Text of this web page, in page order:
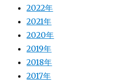
2022年
2021年
2020年
2019年
2018年
2017年